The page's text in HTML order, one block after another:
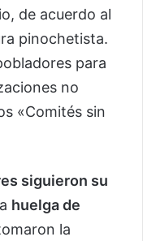
de acuerdo al
pinochetista.
para
no
«Comités sin
siguieron su
huelga de
la